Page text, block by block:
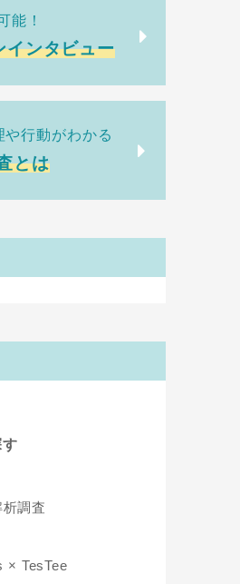
能！
インタビュー
や行動がわかる
とは
調査
× TesTee